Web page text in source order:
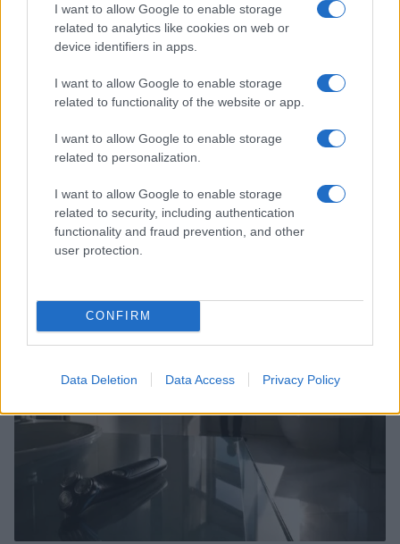
I want to allow Google to enable storage
related to analytics like cookies on web or
device identifiers in apps.
I want to allow Google to enable storage
related to functionality of the website or app.
I want to allow Google to enable storage
related to personalization.
I want to allow Google to enable storage
related to security, including authentication
functionality and fraud prevention, and other
user protection.
CONFIRM
Data Deletion Data Access Privacy Policy